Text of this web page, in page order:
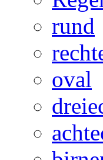
rund
oval